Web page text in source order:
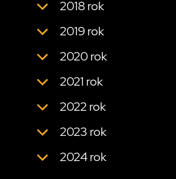
2018 rok
2019 rok
2020 rok
2021 rok
2022 rok
2023 rok
2024 rok